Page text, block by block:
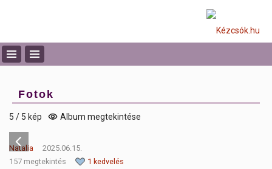
Fotok
5 / 5 kép Album megtekintése
Natalia
2025.06.15.
157 megtekintés
1 kedvelés